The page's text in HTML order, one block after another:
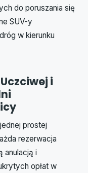
do poruszania się
SUV-y
w kierunku
i
prostej
rezerwacja
anulacją i
opłat w